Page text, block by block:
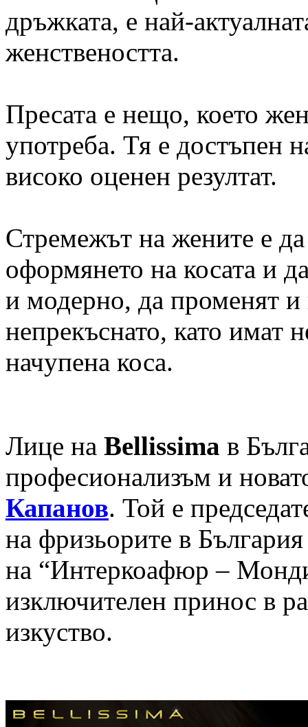
дръжката, е най-
женствеността.
Пресата е нещо, което
употреба. Тя е достъпен
високо оценен резултат.
Стремежът на жените е
оформянето на косата и
и модерно, да променят
непрекъснато, като имат
начупена коса.
Лице на Bellissima в
професионализъм и
Капанов. Той е
на фризьорите в
на “Интеркоафюр –
изключителен принос в
изкуство.